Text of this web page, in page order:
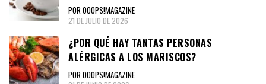
POR OOOPS!MAGAZINE
21 DE JULIO DE 2026
¿POR QUÉ HAY TANTAS PERSONAS
ALÉRGICAS A LOS MARISCOS?
POR OOOPS!MAGAZINE